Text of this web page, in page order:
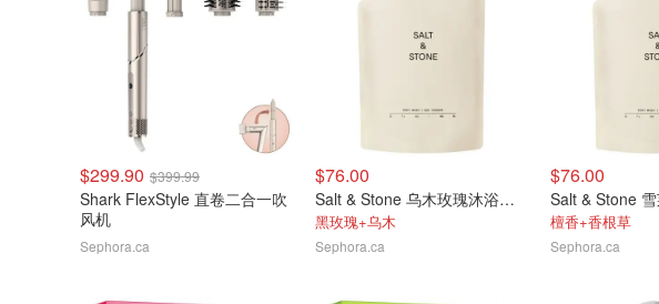
$299.90 $399.99
Shark FlexStyle 直卷二合一吹
风机
Sephora.ca
$76.00
Salt & Stone 乌木玫瑰沐浴露替换装956ml
黑玫瑰+乌木
Sephora.ca
$76.00
檀香+香根草
Sephora.ca